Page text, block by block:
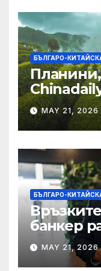
БЪЛГАРО-
MAY 21, 2026
БЪЛГАРО-
банкер
MAY 21, 2026